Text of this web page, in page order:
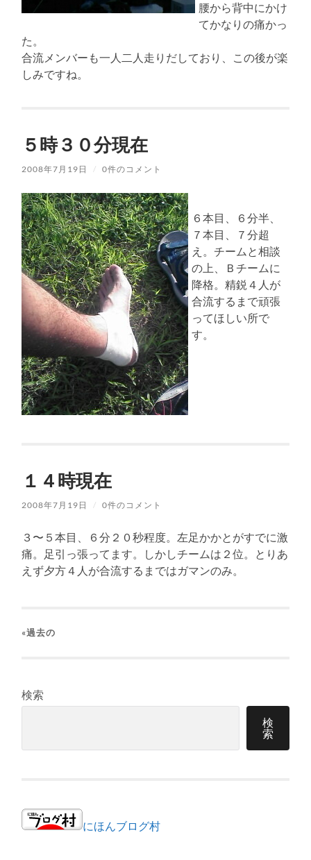
腰から背中にかけ
てかなりの痛かっ
た。
合流メンバーも一人二人走りだしており、この後が楽
しみですね。
５時３０分現在
2008年7月19日 / 0件のコメント
６本目、６分半、
７本目、７分超
え。チームと相談
の上、Ｂチームに
降格。精鋭４人が
合流するまで頑張
ってほしい所で
す。
１４時現在
2008年7月19日 / 0件のコメント
３〜５本目、６分２０秒程度。左足かかとがすでに激
痛。足引っ張ってます。しかしチームは２位。とりあ
えず夕方４人が合流するまではガマンのみ。
«過去の
検索
検
索
にほんブログ村